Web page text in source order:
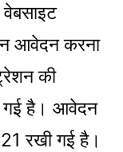
आवेदन करना
की
गई है। आवेदन
रखी गई है।